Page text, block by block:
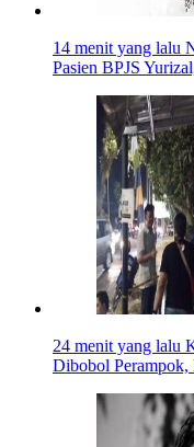
14 menit yang lalu
Pasien BPJS
24 menit yang lalu
Dibobol